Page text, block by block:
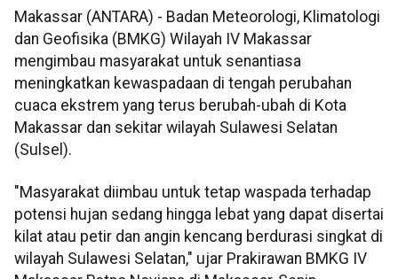
Makassar (ANTARA) - Badan Meteorologi, Klimatologi
dan Geofisika (BMKG) Wilayah IV Makassar
mengimbau masyarakat untuk senantiasa
meningkatkan kewaspadaan di tengah perubahan
cuaca ekstrem yang terus berubah-ubah di Kota
Makassar dan sekitar wilayah Sulawesi Selatan
(Sulsel).
"Masyarakat diimbau untuk tetap waspada terhadap
potensi hujan sedang hingga lebat yang dapat disertai
kilat atau petir dan angin kencang berdurasi singkat di
wilayah Sulawesi Selatan," ujar Prakirawan BMKG IV